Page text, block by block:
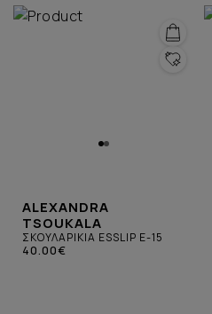
ALEXANDRA
TSOUKALA
ΣΚΟΥΛΑΡΙΚΙΑ ESSLIP E-15
40.00€